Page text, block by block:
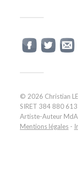
© 2026 Christian
SIRET 384 880
Artiste-Auteur
Mentions légales -